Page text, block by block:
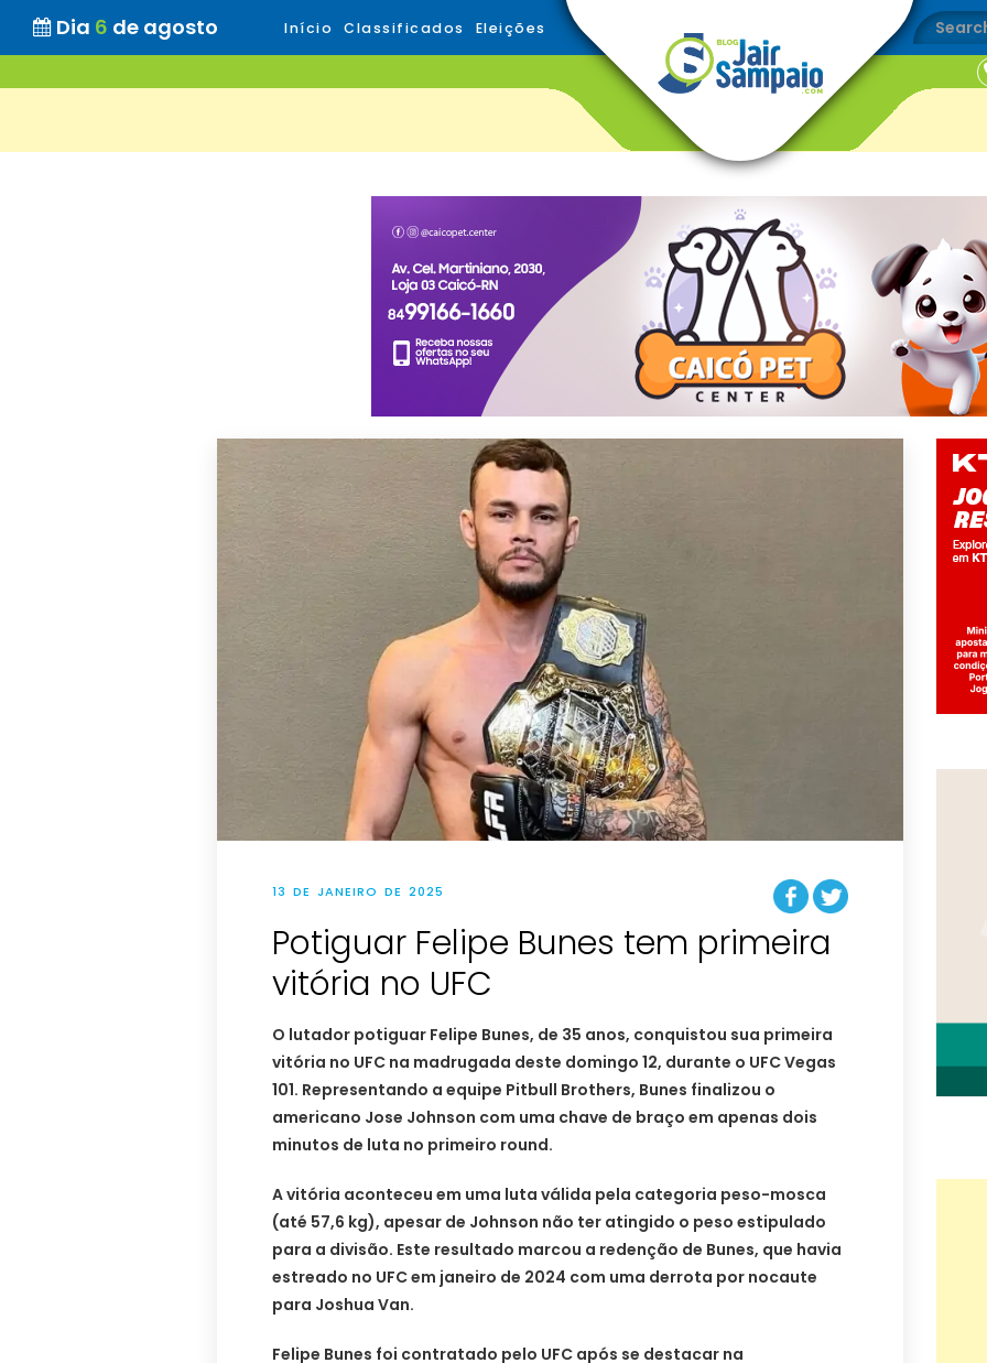
Dia 6 de agosto Início Classificados Eleições
13 DE JANEIRO DE 2025
Potiguar Felipe Bunes tem primeira
vitória no UFC
O lutador potiguar Felipe Bunes, de 35 anos, conquistou sua primeira
vitória no UFC na madrugada deste domingo 12, durante o UFC Vegas
101. Representando a equipe Pitbull Brothers, Bunes finalizou o
americano Jose Johnson com uma chave de braço em apenas dois
minutos de luta no primeiro round.
A vitória aconteceu em uma luta válida pela categoria peso-mosca
(até 57,6 kg), apesar de Johnson não ter atingido o peso estipulado
para a divisão. Este resultado marcou a redenção de Bunes, que havia
estreado no UFC em janeiro de 2024 com uma derrota por nocaute
para Joshua Van.
Felipe Bunes foi contratado pelo UFC após se destacar na